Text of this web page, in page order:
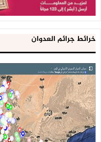
خرائط جرائم العدوان